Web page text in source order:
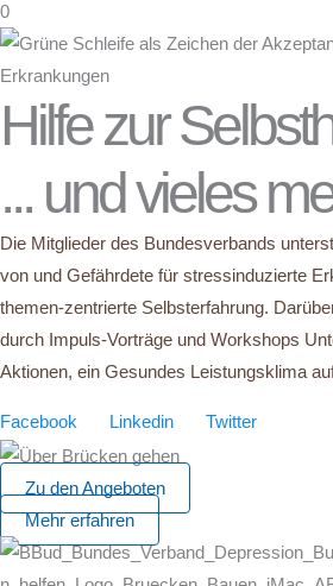
0
Hilfe zur
... und vieles
Die Mitglieder des Bundesverbands
von und Gefährdete für stressinduzierte
themen-zentrierte Selbsterfahrung.
durch Impuls-Vorträge und Workshops
Aktionen, ein Gesundes Leistungsklima
Facebook Linkedin Twitter
Zu den Angeboten
Mehr erfahren